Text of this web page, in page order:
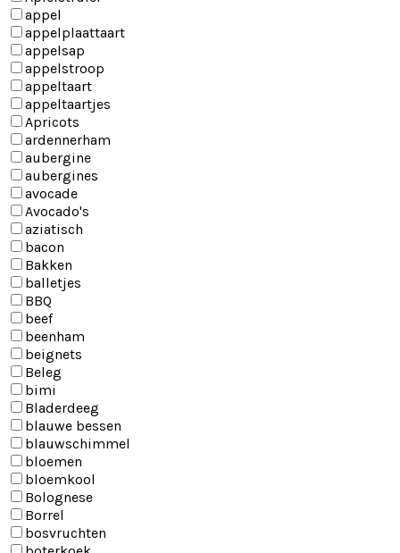
appel
appelplaattaart
appelsap
appelstroop
appeltaart
appeltaartjes
Apricots
ardennerham
aubergine
aubergines
avocade
Avocado's
aziatisch
bacon
Bakken
balletjes
BBQ
beef
beenham
beignets
Beleg
bimi
Bladerdeeg
blauwe bessen
blauwschimmel
bloemen
bloemkool
Bolognese
Borrel
bosvruchten